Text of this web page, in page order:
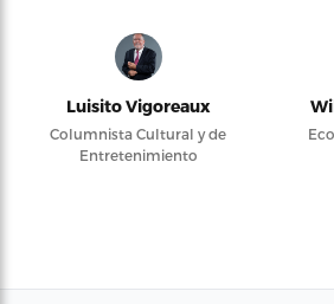
Luisito Vigoreaux
Columnista Cultural y de
Entretenimiento